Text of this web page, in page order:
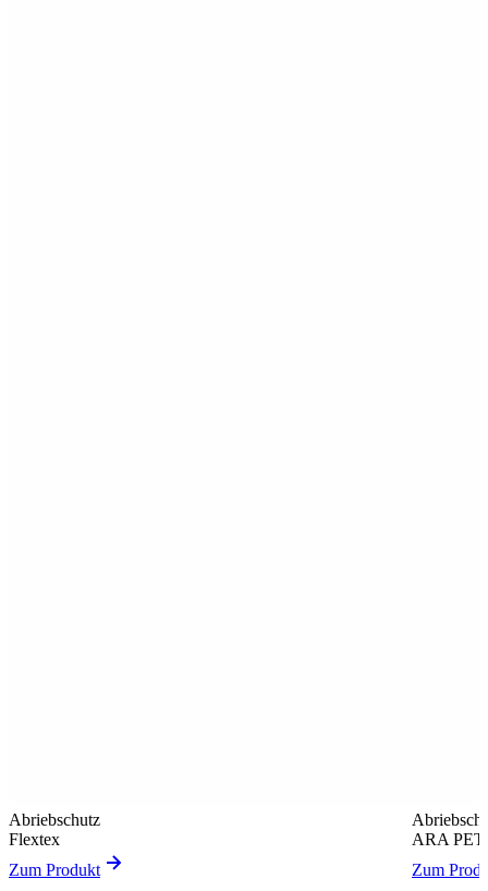
Abriebschutz
Flextex
Zum Produkt
ARA
Zum